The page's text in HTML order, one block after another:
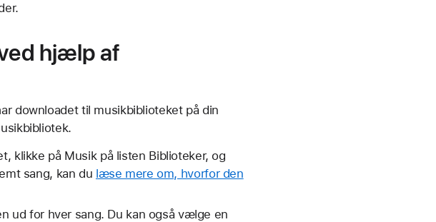
hjælp af
downloadet til musikbiblioteket på din
klikke på Musik på listen Biblioteker, og
sang, kan du læse mere om, hvorfor den
ud for hver sang. Du kan også vælge en